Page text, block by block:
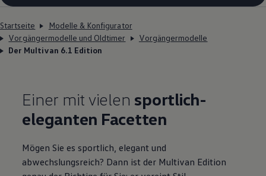
Startseite
Modelle & Konfigurator
Vorgängermodelle und Oldtimer
Vorgängermodelle
Der Multivan 6.1 Edition
Einer mit vielen sportlich-
eleganten Facetten
Mögen Sie es sportlich, elegant und
abwechslungsreich? Dann ist der Multivan Edition